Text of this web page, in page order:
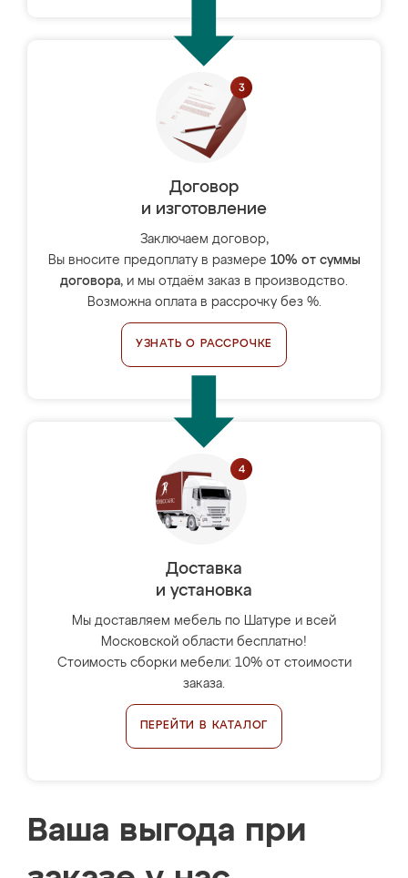
Договор
и изготовление
Заключаем договор,
Вы вносите предоплату в размере 10% от суммы
договора, и мы отдаём заказ в производство.
Возможна оплата в рассрочку без %.
УЗНАТЬ О РАССРОЧКЕ
Доставка
и установка
Мы доставляем мебель по Шатуре и всей
Московской области бесплатно!
Стоимость сборки мебели: 10% от стоимости
заказа.
ПЕРЕЙТИ В КАТАЛОГ
Ваша выгода при